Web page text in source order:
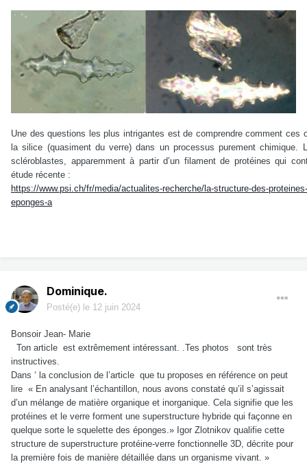
Une des questions les plus intrigantes est de comprendre comment ces
la silice (quasiment du verre) dans un processus purement chimique.
scléroblastes, apparemment à partir d’un filament de protéines qui
étude récente :
https://www.psi.ch/fr/media/actualites-recherche/la-structure-des-
eponges-a
Dominique.
Posté(e) le 12 juin 2024
Bonsoir Jean- Marie
Ton article est extrêmement intéressant. .Tes photos
sont très
instructives.
Dans ‘ la conclusion de l’article que tu proposes en référence on peut
lire « En analysant l’échantillon, nous avons constaté qu’il s’agissait
d’un mélange de matière organique et inorganique. Cela signifie que les
protéines et le verre forment une superstructure hybride qui façonne en
quelque sorte le squelette des éponges.» Igor Zlotnikov qualifie cette
structure de superstructure protéine-verre fonctionnelle 3D, décrite pour
la première fois de manière détaillée dans un organisme vivant. »